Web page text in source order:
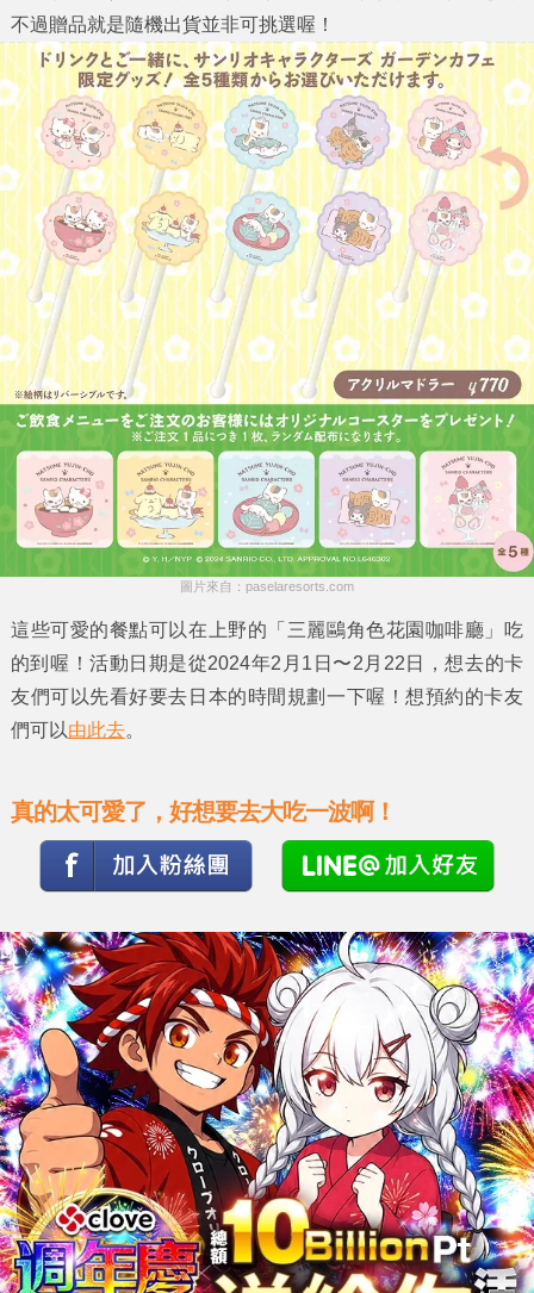
不過贈品就是隨機出貨並非可挑選喔！
圖片來自：paselaresorts.com
這些可愛的餐點可以在上野的「三麗鷗角色花園咖啡廳」吃
的到喔！活動日期是從2024年2月1日〜2月22日，想去的卡
友們可以先看好要去日本的時間規劃一下喔！想預約的卡友
們可以由此去。
真的太可愛了，好想要去大吃一波啊！